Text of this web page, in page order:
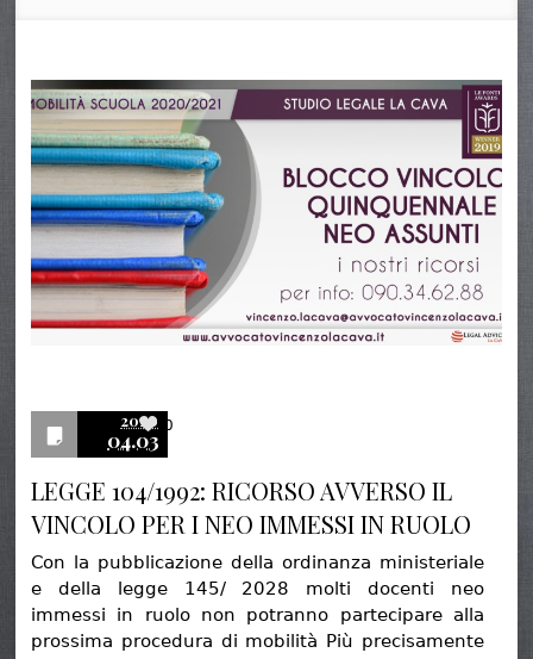
2020
04.03
0
LEGGE 104/1992: RICORSO AVVERSO IL
VINCOLO PER I NEO IMMESSI IN RUOLO
Con la pubblicazione della ordinanza ministeriale
e della legge 145/ 2028 molti docenti neo
immessi in ruolo non potranno partecipare alla
prossima procedura di mobilità Più precisamente